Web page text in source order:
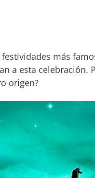
más
a esta celebración.
origen?